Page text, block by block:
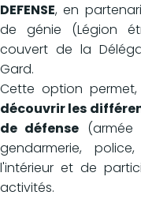
DEFENSE, en
de génie (Légion
couvert de la
Gard.
Cette option
découvrir les
de défense (armée
gendarmerie,
l'intérieur et de
activités.